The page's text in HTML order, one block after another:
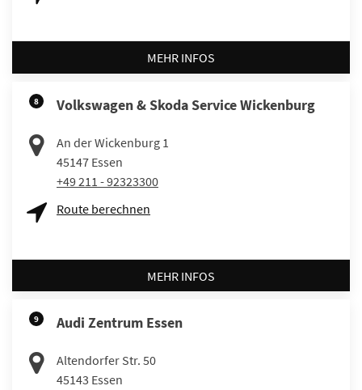
MEHR INFOS
8 Volkswagen & Skoda Service Wickenburg
An der Wickenburg 1
45147 Essen
+49 211 - 92323300
Route berechnen
MEHR INFOS
9 Audi Zentrum Essen
Altendorfer Str. 50
45143 Essen